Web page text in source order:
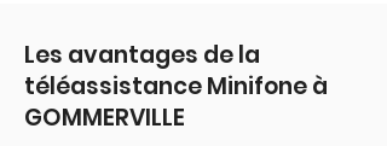
Les avantages de la
téléassistance Minifone à
GOMMERVILLE